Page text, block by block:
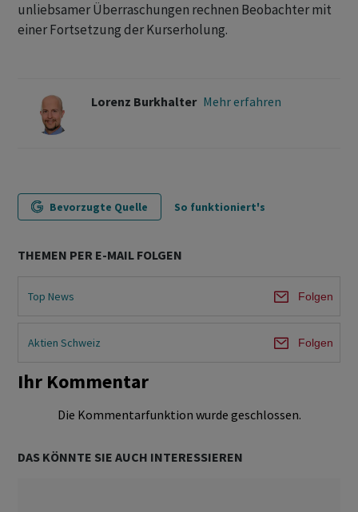
unliebsamer Überraschungen rechnen Beobachter mit
einer Fortsetzung der Kurserholung.
Lorenz Burkhalter Mehr erfahren
Bevorzugte Quelle So funktioniert's
THEMEN PER E-MAIL FOLGEN
Top News Folgen
Aktien Schweiz Folgen
Ihr Kommentar
Die Kommentarfunktion wurde geschlossen.
DAS KÖNNTE SIE AUCH INTERESSIEREN